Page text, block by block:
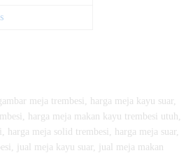
meja trembesi harga meja kayu suar
harga meja makan kayu trembesi utuh
harga meja solid trembesi harga meja suar
jual meja kayu suar
jual meja makan